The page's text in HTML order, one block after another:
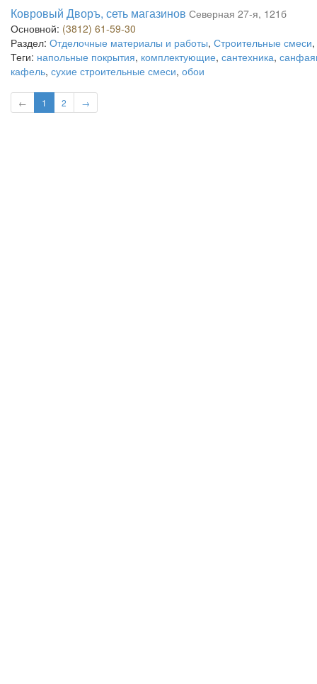
Ковровый Дворъ, сеть магазинов Северная 27-я, 121б
Основной: (3812) 61-59-30
Раздел: Отделочные материалы и работы, Строительные смеси,
Теги: напольные покрытия, комплектующие, сантехника,
кафель, сухие строительные смеси, обои
← 1 2 →